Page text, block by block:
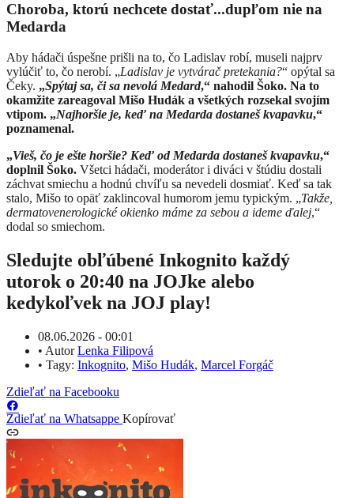
Choroba, ktorú nechcete dostať...dupľom nie na
Medarda
Aby hádači úspešne prišli na to, čo Ladislav robí, museli najprv
vylúčiť to, čo nerobí. „Ladislav je vytvárač pretekania?“ opýtal sa
Čeky. „Spýtaj sa, či sa nevolá Medard,“ nahodil Šoko. Na to
okamžite zareagoval Mišo Hudák a všetkých rozsekal svojím
vtipom. „Najhoršie je, keď na Medarda dostaneš kvapavku,“
poznamenal.
„Vieš, čo je ešte horšie? Keď od Medarda dostaneš kvapavku,“
doplnil Šoko. Všetci hádači, moderátor i diváci v štúdiu dostali
záchvat smiechu a hodnú chvíľu sa nevedeli dosmiať. Keď sa tak
stalo, Mišo to opäť zaklincoval humorom jemu typickým. „Takže,
dermatovenerologické okienko máme za sebou a ideme ďalej,“
dodal so smiechom.
Sledujte obľúbené Inkognito každý
utorok o 20:40 na JOJke alebo
kedykoľvek na JOJ play!
08.06.2026 - 00:01
• AutorLenka Filipová
• Tagy: Inkognito, Mišo Hudák, Marcel Forgáč
Zdieľať na Facebooku
Zdieľať na Whatsappe Kopírovať